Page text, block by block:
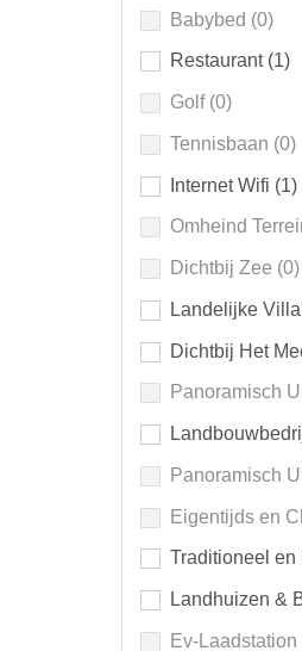
Babybed (0)
Restaurant (1)
Golf (0)
Tennisbaan (0)
Internet Wifi (1)
Omheind
Dichtbij Zee (0)
Landelijke
Dichtbij Het
Panoramisch
Panoramisch
Eigentijds en
Traditioneel en
Landhuizen &
Ev-Laadstation